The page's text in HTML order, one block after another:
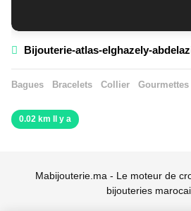
Bijouterie-atlas-elghazely-
Bagues Bracelets Collier Gourmettes
0.02 km Il y a
Mabijouterie.ma - Le moteur de
bijouteries